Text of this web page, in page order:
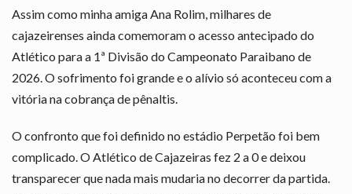
Assim como minha amiga Ana Rolim, milhares de
cajazeirenses ainda comemoram o acesso antecipado do
Atlético para a 1ª Divisão do Campeonato Paraibano de
2026. O sofrimento foi grande e o alívio só aconteceu com a
vitória na cobrança de pênaltis.
O confronto que foi definido no estádio Perpetão foi bem
complicado. O Atlético de Cajazeiras fez 2 a 0 e deixou
transparecer que nada mais mudaria no decorrer da partida.